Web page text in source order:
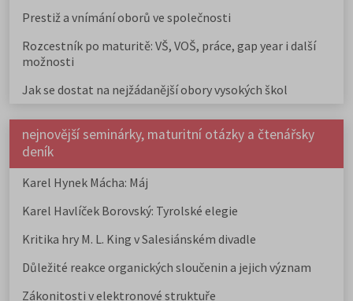
Prestiž a vnímání oborů ve společnosti
Rozcestník po maturitě: VŠ, VOŠ, práce, gap year i další
možnosti
Jak se dostat na nejžádanější obory vysokých škol
nejnovější seminárky, maturitní otázky a čtenářsky
deník
Karel Hynek Mácha: Máj
Karel Havlíček Borovský: Tyrolské elegie
Kritika hry M. L. King v Salesiánském divadle
Důležité reakce organických sloučenin a jejich význam
Zákonitosti v elektronové struktuře